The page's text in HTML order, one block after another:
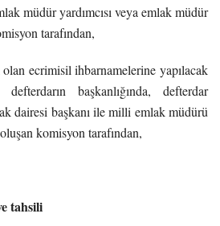
müdür yardımcısı veya emlak müdür
tarafından,
ecrimisil ihbarnamelerine yapılacak
başkanlığında, defterdar
dairesi başkanı ile milli emlak müdürü
komisyon tarafından,
tahsili